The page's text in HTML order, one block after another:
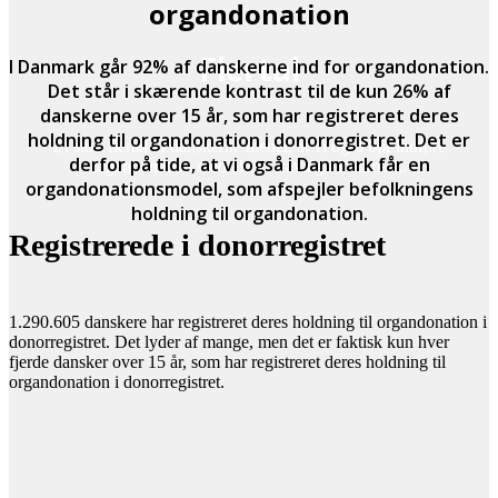
Flertal
Et stort flertal af danskerne mener, at vi også bør indføre
organdonation med aktivt fravalg i Danmark.
organdonation
I Danmark går 92% af danskerne ind for organdonation.
Det står i skærende kontrast til de kun 26% af
danskerne over 15 år, som har registreret deres
holdning til organdonation i donorregistret. Det er
derfor på tide, at vi også i Danmark får en
organdonationsmodel, som afspejler befolkningens
holdning til organdonation.
Registrerede i donorregistret
1.290.605 danskere har registreret deres holdning til organdonation i
donorregistret. Det lyder af mange, men det er faktisk kun hver
fjerde dansker over 15 år, som har registreret deres holdning til
organdonation i donorregistret.